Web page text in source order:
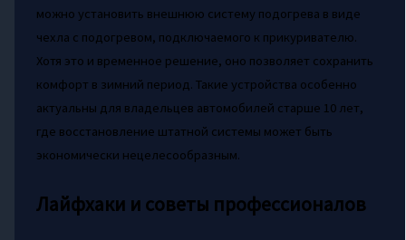
можно установить внешнюю систему подогрева в виде
чехла с подогревом, подключаемого к прикуривателю.
Хотя это и временное решение, оно позволяет сохранить
комфорт в зимний период. Такие устройства особенно
актуальны для владельцев автомобилей старше 10 лет,
где восстановление штатной системы может быть
экономически нецелесообразным.
Лайфхаки и советы профессионалов